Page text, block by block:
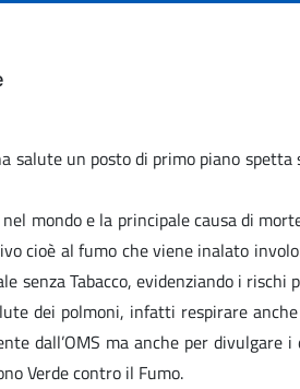
un posto di primo piano
mondo e la principale causa di
cioè al fumo che viene inalato
Tabacco, evidenziando i
dei polmoni, infatti respirare
dall’OMS ma anche per
Verde contro il Fumo.